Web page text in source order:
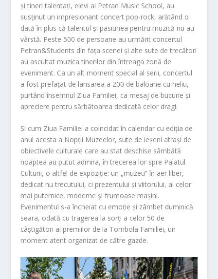
și tineri talentați, elevi ai Petran Music School, au
susținut un impresionant concert pop-rock, arătând o
dată în plus că talentul și pasiunea pentru muzică nu au
vârstă. Peste 500 de persoane au urmărit concertul
Petran&Students din fața scenei și alte sute de trecători
au ascultat muzica tinerilor din întreaga zonă de
eveniment. Ca un alt moment special al serii, concertul
a fost prefațat de lansarea a 200 de baloane cu heliu,
purtând însemnul Ziua Familiei, ca mesaj de bucurie și
apreciere pentru sărbătoarea dedicată celor dragi.
Și cum Ziua Familiei a coincidat în calendar cu ediția de
anul acesta a Nopții Muzeelor, sute de ieșeni atrași de
obiectivele culturale care au stat deschise sâmbătă
noaptea au putut admira, în trecerea lor spre Palatul
Culturii, o altfel de expoziție: un „muzeu” în aer liber,
dedicat nu trecutului, ci prezentului și viitorului, al celor
mai puternice, moderne și frumoase mașini.
Evenimentul s-a încheiat cu emoție și zâmbet duminică
seara, odată cu tragerea la sorți a celor 50 de
câștigători ai premiilor de la Tombola Familiei, un
moment atent organizat de către gazde.